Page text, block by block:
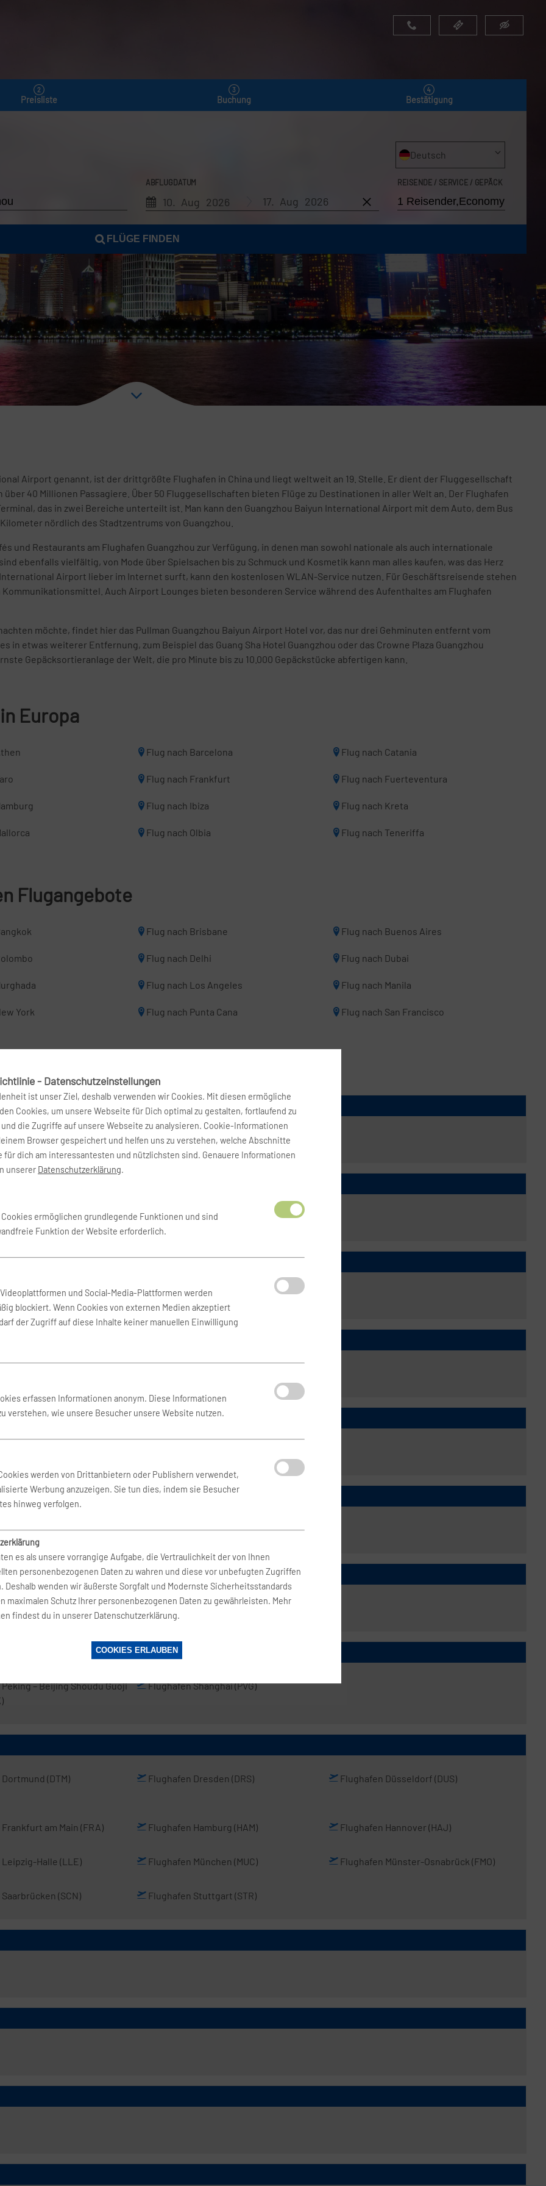
Preisliste Buchung Bestätigung
Deutsch
ABFLUGDATUM
10. Aug 2026 17. Aug 2026
REISENDE / SERVICE / GEPÄCK
FLÜGE FINDEN
Airport genannt, ist der drittgrößte Flughafen in China und liegt weltweit an 19. Stelle. Er dient der Fluggesellschaft
40 Millionen Passagiere. Über 50 Fluggesellschaften bieten Flüge zu Destinationen in aller Welt an. Der Flughafen
das in zwei Bereiche unterteilt ist. Man kann den Guangzhou Baiyun International Airport mit dem Auto, dem Bus
nördlich des Stadtzentrums von Guangzhou.
und Restaurants am Flughafen Guangzhou zur Verfügung, in denen man sowohl nationale als auch internationale
ebenfalls vielfältig, von Mode über Spielsachen bis zu Schmuck und Kosmetik kann man alles kaufen, was das Herz
Airport lieber im Internet surft, kann den kostenlosen WLAN-Service nutzen. Für Geschäftsreisende stehen
Auch Airport Lounges bieten besonderen Service während des Aufenthaltes am Flughafen
möchte, findet hier das Pullman Guangzhou Baiyun Airport Hotel vor, das nur drei Gehminuten entfernt vom
etwas weiterer Entfernung, zum Beispiel das Guang Sha Hotel Guangzhou oder das Crowne Plaza Guangzhou
Gepäcksortieranlage der Welt, die pro Minute bis zu 10.000 Gepäckstücke abfertigen kann.
Europa
Flug nach Barcelona Flug nach Catania
Flug nach Frankfurt Flug nach Fuerteventura
Flug nach Ibiza Flug nach Kreta
Flug nach Olbia Flug nach Teneriffa
Flugangebote
Flug nach Brisbane Flug nach Buenos Aires
Flug nach Delhi Flug nach Dubai
Flug nach Los Angeles Flug nach Manila
York Flug nach Punta Cana Flug nach San Francisco
(SYD)
Paulo
– Beijing Shoudu Guoji
Flughafen Shanghai(PVG)
(DTM) Flughafen Dresden (DRS) Flughafen Düsseldorf (DUS)
am Main (FRA) Flughafen Hamburg (HAM) Flughafen Hannover (HAJ)
Halle (LLE) Flughafen München (MUC) Flughafen Münster-Osnabrück (FMO)
(SCN) Flughafen Stuttgart (STR)
- Datenschutzeinstellungen
ist unser Ziel, deshalb verwenden wir Cookies. Mit diesen ermögliche
Cookies, um unsere Webseite für Dich optimal zu gestalten, fortlaufend zu
die Zugriffe auf unsere Webseite zu analysieren. Cookie-Informationen
Browser gespeichert und helfen uns zu verstehen, welche Abschnitte
für dich am interessantesten und nützlichsten sind. Genauere Informationen
unserer Datenschutzerklärung.
Cookies ermöglichen grundlegende Funktionen und sind
Funktion der Website erforderlich.
und Social-Media-Plattformen werden
blockiert. Wenn Cookies von externen Medien akzeptiert
der Zugriff auf diese Inhalte keiner manuellen Einwilligung
erfassen Informationen anonym. Diese Informationen
verstehen, wie unsere Besucher unsere Website nutzen.
werden von Drittanbietern oder Publishern verwendet,
Werbung anzuzeigen. Sie tun dies, indem sie Besucher
hinweg verfolgen.
es als unsere vorrangige Aufgabe, die Vertraulichkeit der von Ihnen
personenbezogenen Daten zu wahren und diese vor unbefugten Zugriffen
Deshalb wenden wir äußerste Sorgfalt und Modernste Sicherheitsstandards
maximalen Schutz Ihrer personenbezogenen Daten zu gewährleisten. Mehr
findest du in unserer Datenschutzerklärung.
COOKIES ERLAUBEN